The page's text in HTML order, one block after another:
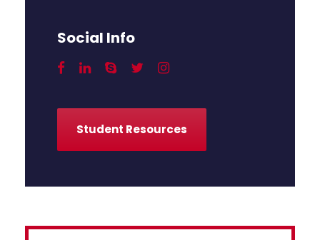
Social Info
Student Resources